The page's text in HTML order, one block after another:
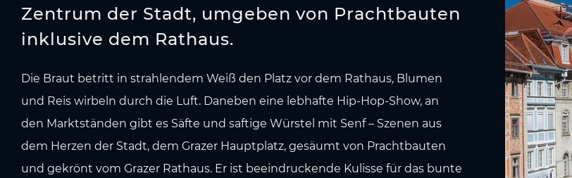
Zentrum der Stadt, umgeben von Prachtbauten
inklusive dem Rathaus.
Die Braut betritt in strahlendem Weiß den Platz vor dem Rathaus, Blumen
und Reis wirbeln durch die Luft. Daneben eine lebhafte Hip-Hop-Show, an
den Marktständen gibt es Säfte und saftige Würstel mit Senf – Szenen aus
dem Herzen der Stadt, dem Grazer Hauptplatz, gesäumt von Prachtbauten
und gekrönt vom Grazer Rathaus. Er ist beeindruckende Kulisse für das bunte